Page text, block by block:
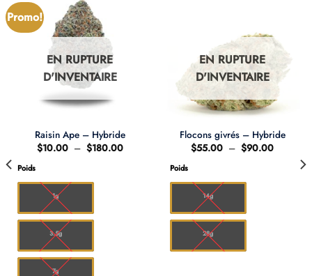
Promo!
EN RUPTURE
D'INVENTAIRE
Raisin Ape – Hybride
$10.00 – $180.00Plage
Poids
1g
3.5g
7g
EN RUPTURE
D'INVENTAIRE
Flocons givrés – Hybride
$55.00 – $90.00Plage
$55.00
Poids
14g
28g